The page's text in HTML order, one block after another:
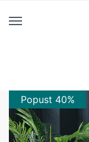
Popust 40%